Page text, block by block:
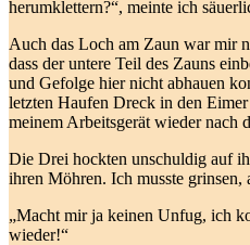
herumklettern?“, meinte ich
Auch das Loch am Zaun war mir
dass der untere Teil des Zauns
und Gefolge hier nicht abhauen
letzten Haufen Dreck in den
meinem Arbeitsgerät wieder nach
Die Drei hockten unschuldig auf
ihren Möhren. Ich musste grinsen,
„Macht mir ja keinen Unfug, ich
wieder!“